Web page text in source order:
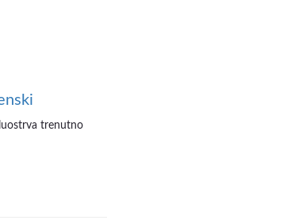
trenutno